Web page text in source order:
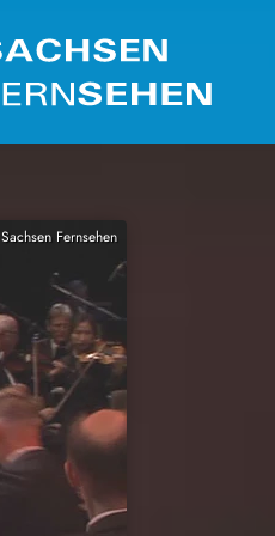
Sachsen Fernsehen